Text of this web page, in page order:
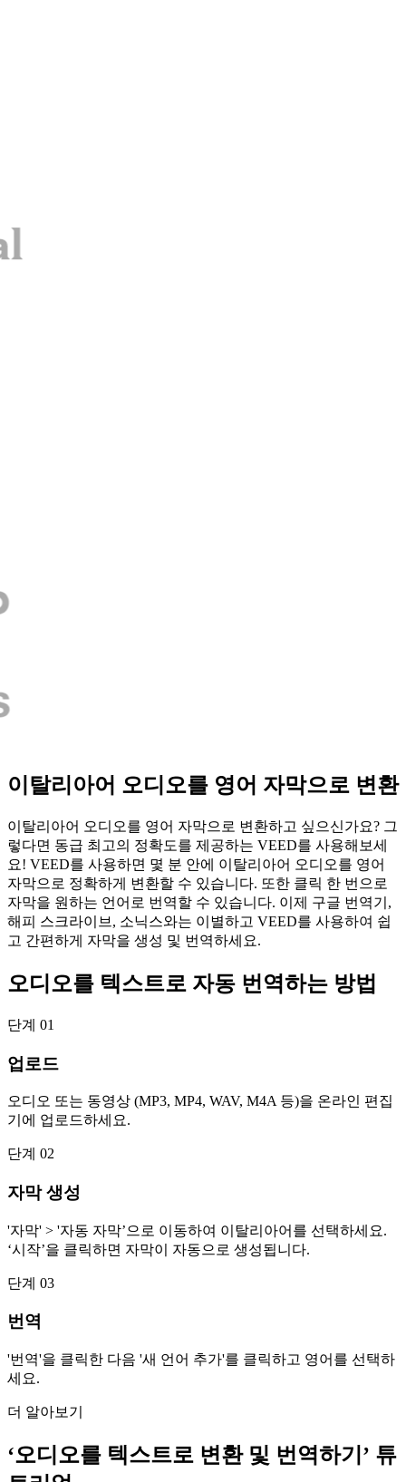
이탈리아어 오디오를 영어 자막으로 변환
이탈리아어 오디오를 영어 자막으로 변환하고 싶으신가요? 그
렇다면 동급 최고의 정확도를 제공하는 VEED를 사용해보세
요! VEED를 사용하면 몇 분 안에 이탈리아어 오디오를 영어
자막으로 정확하게 변환할 수 있습니다. 또한 클릭 한 번으로
자막을 원하는 언어로 번역할 수 있습니다. 이제 구글 번역기,
해피 스크라이브, 소닉스와는 이별하고 VEED를 사용하여 쉽
고 간편하게 자막을 생성 및 번역하세요.
오디오를 텍스트로 자동 번역하는 방법
단계 01
업로드
오디오 또는 동영상 (MP3, MP4, WAV, M4A 등)을 온라인 편집
기에 업로드하세요.
단계 02
자막 생성
'자막' > '자동 자막’으로 이동하여 이탈리아어를 선택하세요.
‘시작’을 클릭하면 자막이 자동으로 생성됩니다.
단계 03
번역
'번역'을 클릭한 다음 '새 언어 추가'를 클릭하고 영어를 선택하
세요.
더 알아보기
‘오디오를 텍스트로 변환 및 번역하기’ 튜